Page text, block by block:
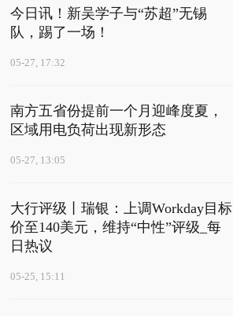
今日讯！新吴学子与“苏超”无锡
队，踢了一场！
05-27, 17:32
南方五省份提前一个月迎峰度夏，
区域用电负荷出现新形态
05-27, 13:05
大行评级丨瑞银：上调Workday目标
价至140美元，维持“中性”评级_每
日热议
05-25, 15:11